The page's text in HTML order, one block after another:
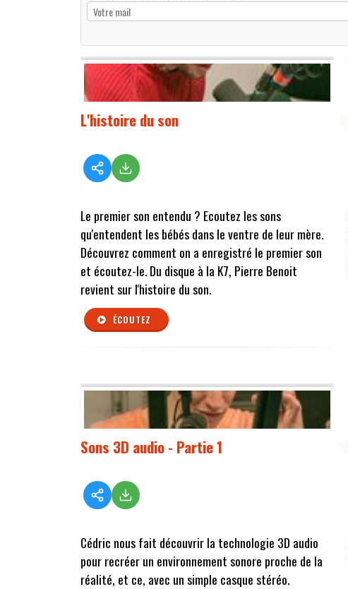
L'histoire du son
Le premier son entendu ? Ecoutez les sons
qu'entendent les bébés dans le ventre de leur mère.
Découvrez comment on a enregistré le premier son
et écoutez-le. Du disque à la K7, Pierre Benoit
revient sur l'histoire du son.
ÉCOUTEZ
Sons 3D audio - Partie 1
Cédric nous fait découvrir la technologie 3D audio
pour recréer un environnement sonore proche de la
réalité, et ce, avec un simple casque stéréo.